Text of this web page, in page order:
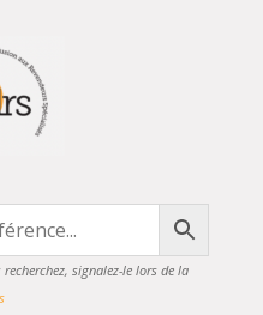
signalez-le lors de la